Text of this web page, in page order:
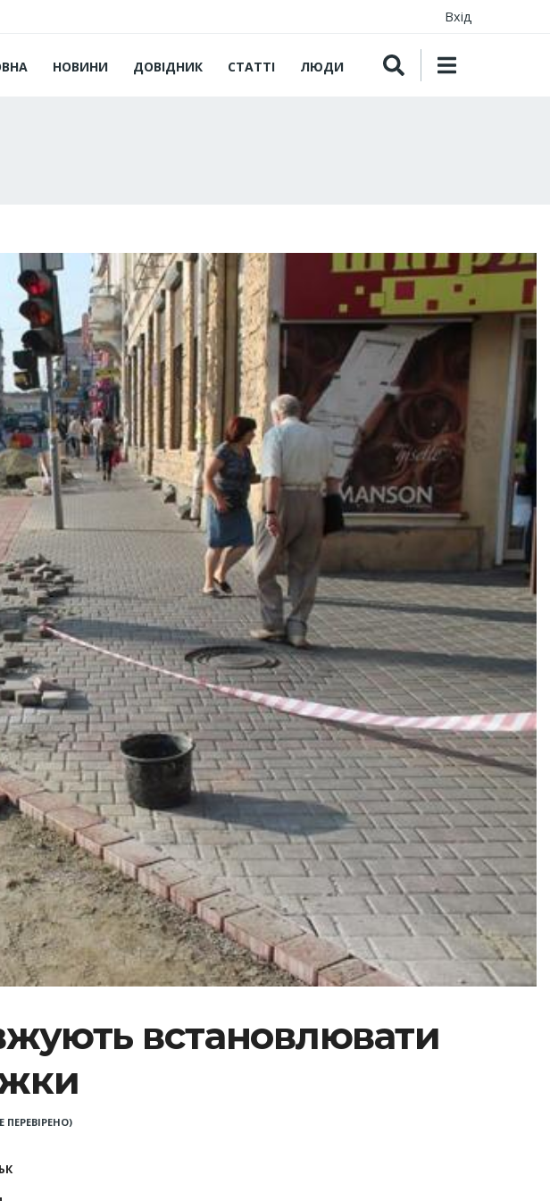
Вхід
НОВИНИ ДОВІДНИК СТАТТІ ЛЮДИ
встановлювати